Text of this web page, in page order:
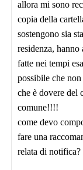
allora mi sono
copia della
sostengono sia
residenza,
fatte nei tempi
possibile che
che è dovere del
comune!!!!
come devo
fare una
relata di